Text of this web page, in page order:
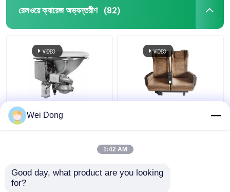
রেলওয়ে ক্যারেজ অভ্যন্তরীণ (82)
রেলওয়ে খুচরা যন্ত্রাংশ ট্রেন
টয়লেট সিস্টেমের জন্য ভ্যাকুয়াম
Wei Dong
1:42 AM
Good day, what product are you looking
for?